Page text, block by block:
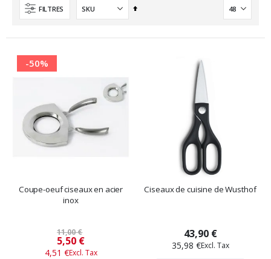
FILTRES
Ordre
-50%
Coupe-oeuf ciseaux en acier
inox
11,00 €
Prix
​​
spécial
5,50 €
4,51 €
Ciseaux de cuisine de Wusthof
43,90 €
35,98 €